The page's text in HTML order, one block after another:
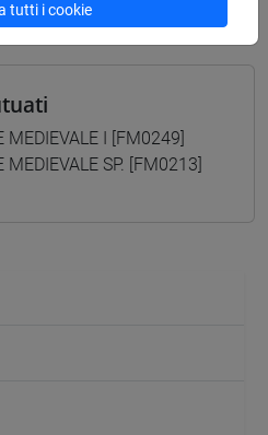
MEDIEVALE I [FM0249]
MEDIEVALE SP. [FM0213]
tutti i cookie